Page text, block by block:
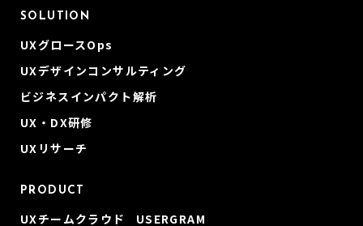
SOLUTION
UXグロースOps
UXデザインコンサルティング
ビジネスインパクト解析
UX・DX研修
UXリサーチ
PRODUCT
UXチームクラウド USERGRAM